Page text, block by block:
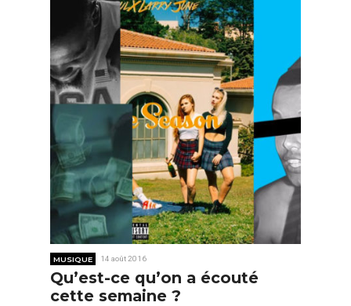
MUSIQUE 14 août 2016
Qu’est-ce qu’on a écouté
cette semaine ?